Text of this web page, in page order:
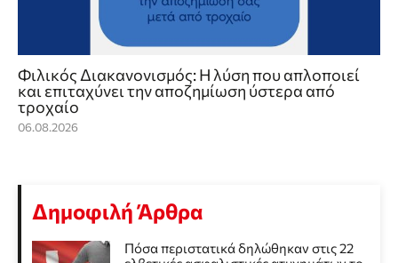
Φιλικός Διακανονισμός: Η λύση που απλοποιεί
και επιταχύνει την αποζημίωση ύστερα από
τροχαίο
06.08.2026
Δημοφιλή Άρθρα
Πόσα περιστατικά δηλώθηκαν στις 22